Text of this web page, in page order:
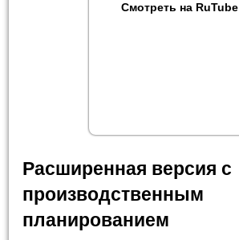
Смотреть на RuTube
Расширенная версия с
производственным
планированием